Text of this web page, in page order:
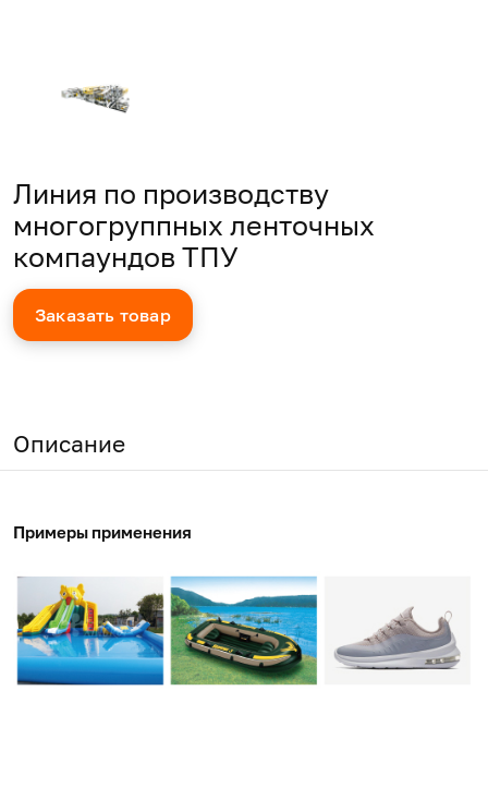
Линия по производству
многогруппных ленточных
компаундов ТПУ
Заказать товар
Описание
Примеры применения